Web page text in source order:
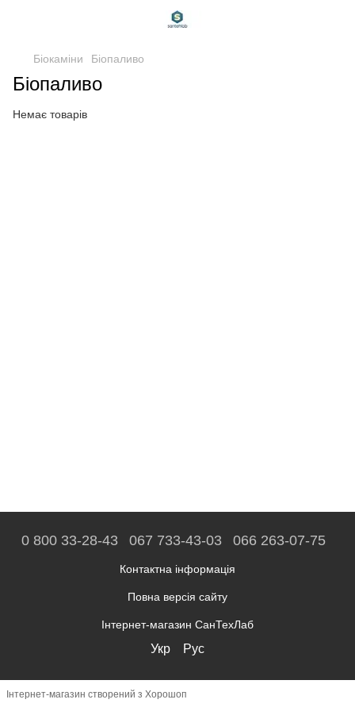
Біокаміни Біопаливо
Біопаливо
Немає товарів
0 800 33-28-43 067 733-43-03 066 263-07-75
Контактна інформація
Повна версія сайту
Інтернет-магазин СанТехЛаб
Укр Рус
Інтернет-магазин створений з Хорошоп